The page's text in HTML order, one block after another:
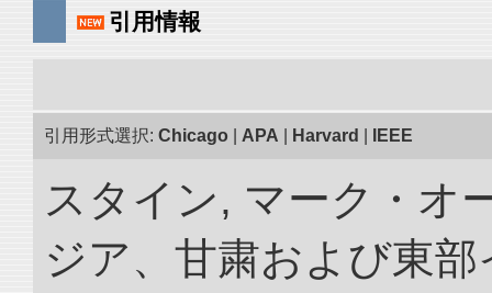
引用情報
引用形式選択: Chicago APA Harvard IEEE
スタイン, マーク・オ
ジア、甘粛および東